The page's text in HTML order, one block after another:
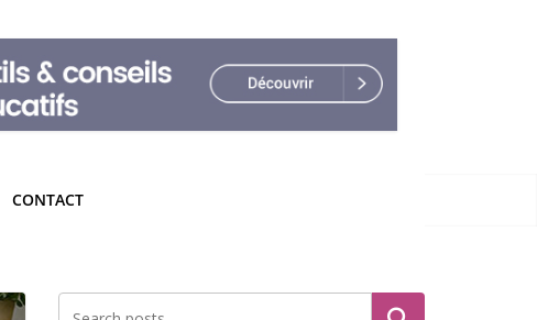
CONTACT